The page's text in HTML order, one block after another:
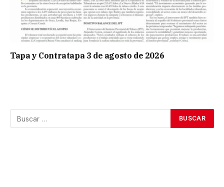
Tapa y Contratapa 3 de agosto de 2026